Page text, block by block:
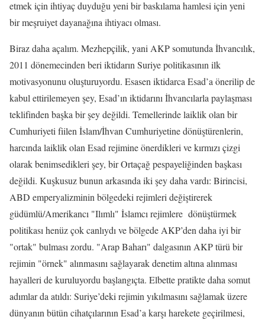
etmek için ihtiyaç duyduğu yeni bir baskılama hamlesi için yeni
bir meşruiyet dayanağına ihtiyacı olması.
Biraz daha açalım. Mezhepçilik, yani AKP somutunda İhvancılık,
2011 dönemecinden beri iktidarın Suriye politikasının ilk
motivasyonunu oluşturuyordu. Esasen iktidarca Esad’a önerilip de
kabul ettirilemeyen şey, Esad’ın iktidarını İhvancılarla paylaşması
teklifinden başka bir şey değildi. Temellerinde laiklik olan bir
Cumhuriyeti fiilen İslam/İhvan Cumhuriyetine dönüştürenlerin,
harcında laiklik olan Esad rejimine önerdikleri ve kırmızı çizgi
olarak benimsedikleri şey, bir Ortaçağ pespayeliğinden başkası
değildi. Kuşkusuz bunun arkasında iki şey daha vardı: Birincisi,
ABD emperyalizminin bölgedeki rejimleri değiştirerek
güdümlü/Amerikancı "Ilımlı" İslamcı rejimlere dönüştürmek
politikası henüz çok canlıydı ve bölgede AKP’den daha iyi bir
"ortak" bulması zordu. "Arap Baharı" dalgasının AKP türü bir
rejimin "örnek" alınmasını sağlayarak denetim altına alınması
hayalleri de kuruluyordu başlangıçta. Elbette pratikte daha somut
adımlar da atıldı: Suriye’deki rejimin yıkılmasını sağlamak üzere
dünyanın bütün cihatçılarının Esad’a karşı harekete geçirilmesi,